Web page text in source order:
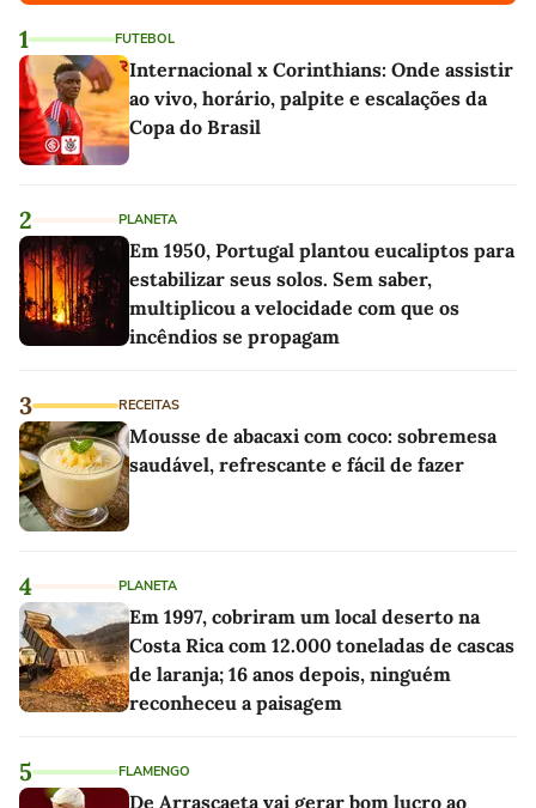
1 FUTEBOL
Internacional x Corinthians: Onde assistir
ao vivo, horário, palpite e escalações da
Copa do Brasil
2 PLANETA
Em 1950, Portugal plantou eucaliptos para
estabilizar seus solos. Sem saber,
multiplicou a velocidade com que os
incêndios se propagam
3 RECEITAS
Mousse de abacaxi com coco: sobremesa
saudável, refrescante e fácil de fazer
4 PLANETA
Em 1997, cobriram um local deserto na
Costa Rica com 12.000 toneladas de cascas
de laranja; 16 anos depois, ninguém
reconheceu a paisagem
5 FLAMENGO
De Arrascaeta vai gerar bom lucro ao